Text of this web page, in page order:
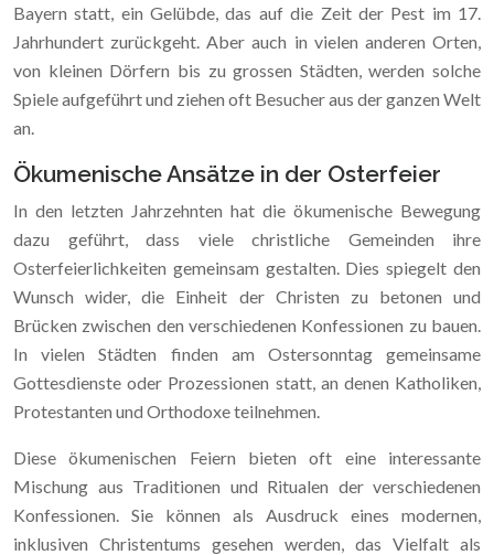
Bayern statt, ein Gelübde, das auf die Zeit der Pest im 17.
Jahrhundert zurückgeht. Aber auch in vielen anderen Orten,
von kleinen Dörfern bis zu grossen Städten, werden solche
Spiele aufgeführt und ziehen oft Besucher aus der ganzen Welt
an.
Ökumenische Ansätze in der Osterfeier
In den letzten Jahrzehnten hat die ökumenische Bewegung
dazu geführt, dass viele christliche Gemeinden ihre
Osterfeierlichkeiten gemeinsam gestalten. Dies spiegelt den
Wunsch wider, die Einheit der Christen zu betonen und
Brücken zwischen den verschiedenen Konfessionen zu bauen.
In vielen Städten finden am Ostersonntag gemeinsame
Gottesdienste oder Prozessionen statt, an denen Katholiken,
Protestanten und Orthodoxe teilnehmen.
Diese ökumenischen Feiern bieten oft eine interessante
Mischung aus Traditionen und Ritualen der verschiedenen
Konfessionen. Sie können als Ausdruck eines modernen,
inklusiven Christentums gesehen werden, das Vielfalt als